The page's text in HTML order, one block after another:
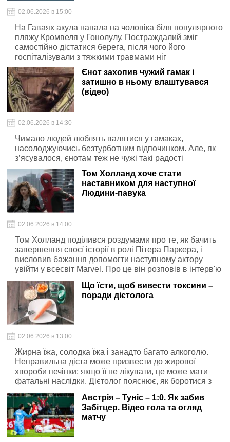
02.06.2026 в 15:00
На Гаваях акула напала на чоловіка біля популярного
пляжу Кромвеля у Гонолулу. Постраждалий зміг
самостійно дістатися берега, після чого його
госпіталізували з тяжкими травмами ніг
Єнот захопив чужий гамак і
затишно в ньому влаштувався
(відео)
02.06.2026 в 14:30
Чимало людей люблять валятися у гамаках,
насолоджуючись безтурботним відпочинком. Але, як
з’ясувалося, єнотам теж не чужі такі радості
Том Холланд хоче стати
наставником для наступної
Людини-павука
02.06.2026 в 14:00
Том Холланд поділився роздумами про те, як бачить
завершення своєї історії в ролі Пітера Паркера, і
висловив бажання допомогти наступному актору
увійти у всесвіт Marvel. Про це він розповів в інтерв'ю
журналу Empire
Що їсти, щоб вивести токсини –
поради дієтолога
02.06.2026 в 13:00
Жирна їжа, солодка їжа і занадто багато алкоголю.
Неправильна дієта може призвести до жирової
хвороби печінки; якщо її не лікувати, це може мати
фатальні наслідки. Дієтолог пояснює, як боротися з
жировою хворобою печінки.
Австрія – Туніс – 1:0. Як забив
Забітцер. Відео гола та огляд
матчу